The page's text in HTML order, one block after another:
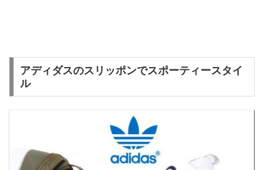
アディダスのスリッポンでスポーティースタイ
ル